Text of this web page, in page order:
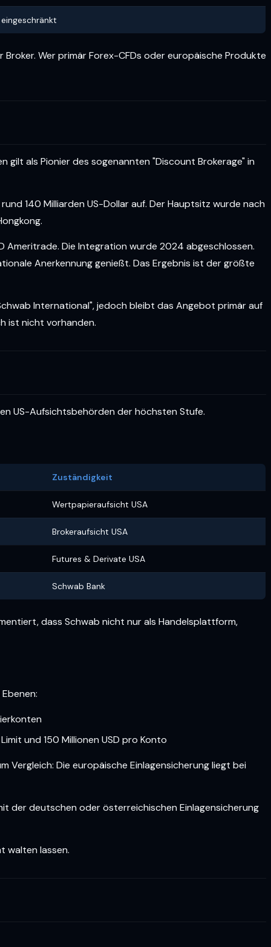
Wer primär Forex-CFDs oder europäische Produkte
gilt als Pionier des sogenannten "Discount Brokerage" in
140 Milliarden US-Dollar auf. Der Hauptsitz wurde nach
Ameritrade. Die Integration wurde 2024 abgeschlossen.
Anerkennung genießt. Das Ergebnis ist der größte
International", jedoch bleibt das Angebot primär auf
ist nicht vorhanden.
US-Aufsichtsbehörden der höchsten Stufe.
Zuständigkeit
Wertpapieraufsicht USA
Brokeraufsicht USA
Futures & Derivate USA
Schwab Bank
dass Schwab nicht nur als Handelsplattform,
und 150 Millionen USD pro Konto
Vergleich: Die europäische Einlagensicherung liegt bei
der deutschen oder österreichischen Einlagensicherung
walten lassen.